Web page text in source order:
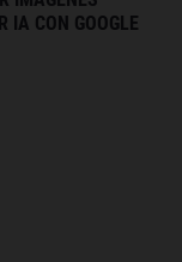
IA CON GOOGLE